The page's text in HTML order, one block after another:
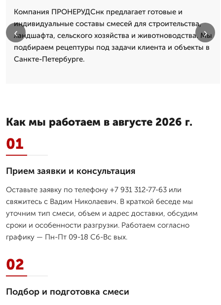
Компания ПРОНЕРУДСнк предлагает готовые и
индивидуальные составы смесей для строительства,
ландшафта, сельского хозяйства и животноводства. Мы
подбираем рецептуры под задачи клиента и объекты в
Санкте-Петербурге.
‹ ›
Как мы работаем в августе 2026 г.
01
Прием заявки и консультация
Оставьте заявку по телефону +7 931 312-77-63 или
свяжитесь с Вадим Николаевич. В краткой беседе мы
уточним тип смеси, объем и адрес доставки, обсудим
сроки и особенности разгрузки. Работаем согласно
графику — Пн-Пт 09-18 Сб-Вс вых.
02
Подбор и подготовка смеси